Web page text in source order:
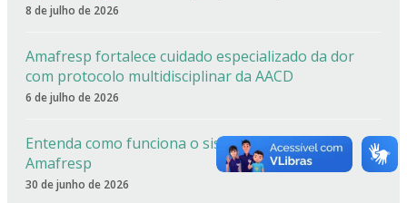
8 de julho de 2026
Amafresp fortalece cuidado especializado da dor
com protocolo multidisciplinar da AACD
6 de julho de 2026
Entenda como funciona o sistema de cotas da
Amafresp
30 de junho de 2026